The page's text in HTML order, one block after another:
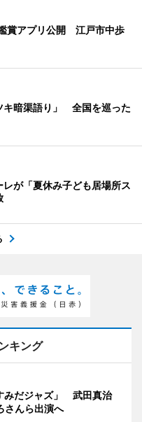
賞アプリ公開 江戸市中歩
キ暗渠語り」 全国を巡った
が「夏休み子ども居場所ス
キング
みだジャズ」 武田真治
んら出演へ